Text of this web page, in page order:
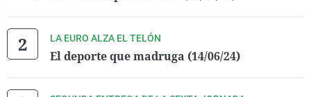
LA EURO ALZA EL TELÓN
El deporte que madruga (14/06/24)